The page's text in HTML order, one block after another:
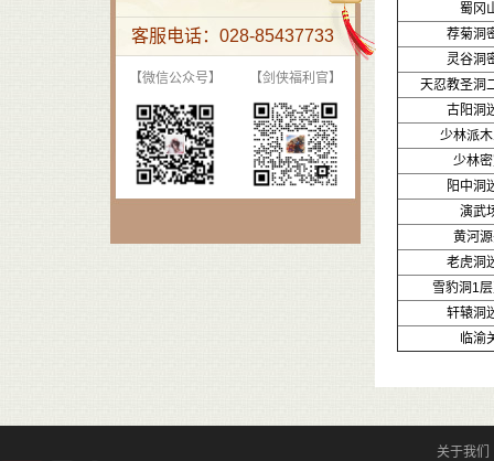
客服电话：028-85437733
【微信公众号】 【剑侠福利官】
蜀冈
荐菊洞
灵谷洞
天忍教圣洞
古阳洞
少林派
少林
阳中洞
演武
黄河
老虎洞
雪豹洞1
轩辕洞
临渝
关于我们